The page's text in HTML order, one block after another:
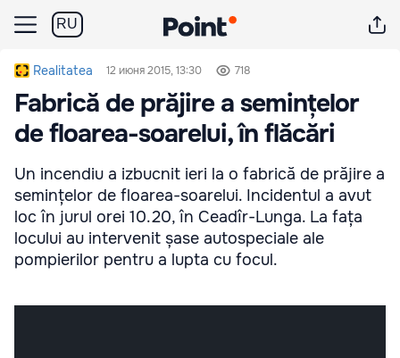
RU
Realitatea 12 июня 2015, 13:30 718
Fabrică de prăjire a semințelor
de floarea-soarelui, în flăcări
Un incendiu a izbucnit ieri la o fabrică de prăjire a
semințelor de floarea-soarelui. Incidentul a avut
loc în jurul orei 10.20, în Ceadîr-Lunga. La fața
locului au intervenit șase autospeciale ale
pompierilor pentru a lupta cu focul.